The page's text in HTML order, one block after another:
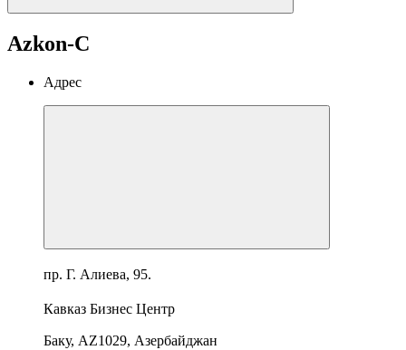
Azkon-C
Адрес
пр. Г. Алиева, 95.
Кавказ Бизнес Центр
Баку, AZ1029, Азербайджан